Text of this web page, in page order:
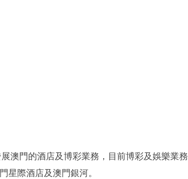
澳門的酒店及博彩業務，目前博彩及娛樂業務
星際酒店及澳門銀河。